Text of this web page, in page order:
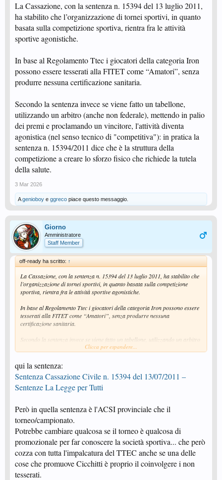
La Cassazione, con la sentenza n. 15394 del 13 luglio 2011,
ha stabilito che l’organizzazione di tornei sportivi, in quanto
basata sulla competizione sportiva, rientra fra le attività
sportive agonistiche.
In base al Regolamento Ttec i giocatori della categoria Iron
possono essere tesserati alla FITET come “Amatori”, senza
produrre nessuna certificazione sanitaria.
Secondo la sentenza invece se viene fatto un tabellone,
utilizzando un arbitro (anche non federale), mettendo in palio
dei premi e proclamando un vincitore, l'attività diventa
agonistica (nel senso tecnico di "competitiva"): in pratica la
sentenza n. 15394/2011 dice che è la struttura della
competizione a creare lo sforzo fisico che richiede la tutela
della salute.
3 Mar 2026
Agenioboy e ggreco piace questo messaggio.
Giorno
Amministratore
Staff Member
off-ready ha scritto: ↑
La Cassazione, con la sentenza n. 15394 del 13 luglio 2011, ha stabilito che
l’organizzazione di tornei sportivi, in quanto basata sulla competizione
sportiva, rientra fra le attività sportive agonistiche.
In base al Regolamento Ttec i giocatori della categoria Iron possono essere
tesserati alla FITET come “Amatori”, senza produrre nessuna
certificazione sanitaria.
Secondo la sentenza invece se viene fatto un tabellone, utilizzando un arbitro
(anche non federale), mettendo in palio dei premi e proclamando un
pratica la sentenza n. 15394/2011 dice che è la struttura della competizione
a creare lo sforzo fisico che richiede la tutela della salute.
Clicca per espandere...
qui la sentenza:
Sentenza Cassazione Civile n. 15394 del 13/07/2011 –
Sentenze La Legge per Tutti
Però in quella sentenza è l'ACSI provinciale che il
torneo/campionato.
Potrebbe cambiare qualcosa se il torneo è qualcosa di
promozionale per far conoscere la società sportiva... che però
cozza con tutta l'impalcatura del TTEC anche se una delle
cose che promuove Cicchitti è proprio il coinvolgere i non
tesserati.